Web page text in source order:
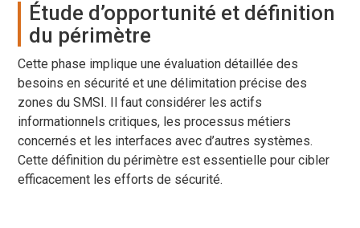
Étude d’opportunité et définition
du périmètre
Cette phase implique une évaluation détaillée des
besoins en sécurité et une délimitation précise des
zones du SMSI. Il faut considérer les actifs
informationnels critiques, les processus métiers
concernés et les interfaces avec d’autres systèmes.
Cette définition du périmètre est essentielle pour cibler
efficacement les efforts de sécurité.